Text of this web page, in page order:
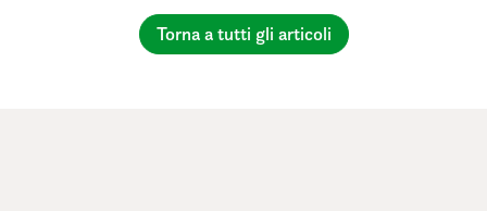
Torna a tutti gli articoli